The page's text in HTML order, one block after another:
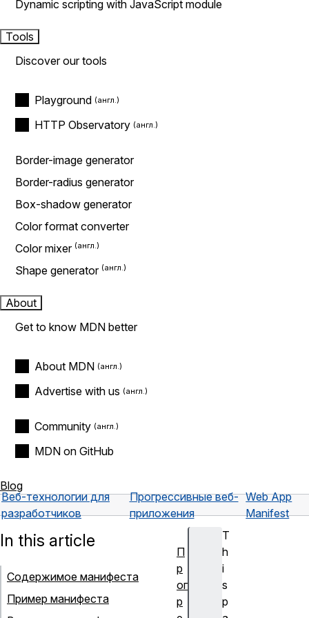
Dynamic scripting with JavaScript module
Tools
Discover our tools
Playground
HTTP Observatory
Border-image generator
Border-radius generator
Box-shadow generator
Color format converter
Color mixer
Shape generator
About
Get to know MDN better
About MDN
Advertise with us
Community
MDN on GitHub
Blog
Веб-технологии для
разработчиков
Прогрессивные веб-
приложения
Web App
Manifest
T
h
i
s
p
In this article
Содержимое манифеста
Пример манифеста
П
р
ог
р